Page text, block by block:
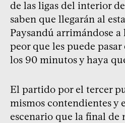
de las ligas del interior
saben que llegarán al
Paysandú arrimándose
peor que les puede
los 90 minutos y haya
El partido por el tercer
mismos contendientes y
escenario que la final de